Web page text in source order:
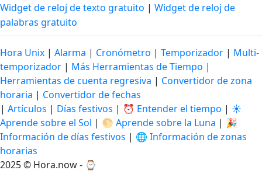
Widget de reloj de texto gratuito | Widget de reloj de
palabras gratuito
Hora Unix | Alarma | Cronómetro | Temporizador | Multi-
temporizador | Más Herramientas de Tiempo |
Herramientas de cuenta regresiva | Convertidor de zona
horaria | Convertidor de fechas
| Artículos | Días festivos | ⏰ Entender el tiempo | ☀️
Aprende sobre el Sol | 🌕 Aprende sobre la Luna | 🎉
Información de días festivos | 🌐 Información de zonas
horarias
2025 © Hora.now - ⌚